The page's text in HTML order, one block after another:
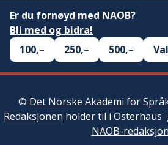
Er du fornøyd med NAOB?
Bli med og bidra!
100,–
250,– 500,–
© Det Norske Akademi for
Redaksjonen holder til i Osterhaus'
NAOB-